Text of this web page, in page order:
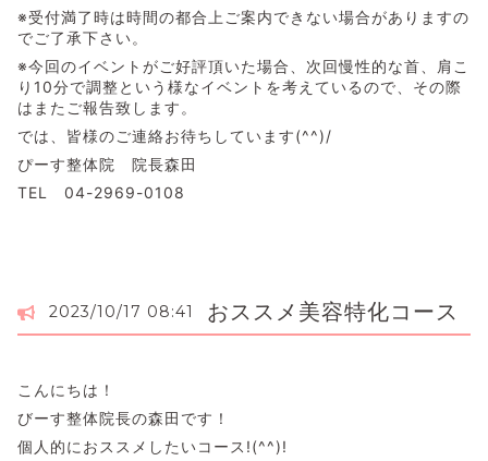
※受付満了時は時間の都合上ご案内できない場合がありますの
でご了承下さい。
※今回のイベントがご好評頂いた場合、次回慢性的な首、肩こ
り10分で調整という様なイベントを考えているので、その際
はまたご報告致します。
では、皆様のご連絡お待ちしています(^^)/
ぴーす整体院 院長森田
TEL 04-2969-0108
2023/10/17 08:41 おススメ美容特化コース
こんにちは！
びーす整体院長の森田です！
個人的におススメしたいコース!(^^)!